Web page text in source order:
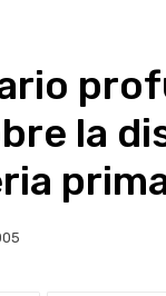
la